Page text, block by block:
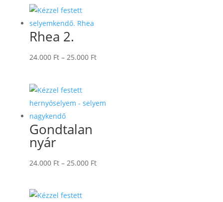
Rhea 2.
24.000 Ft – 25.000 FtÁrtartomány:
Gondtalan
nyár
24.000 Ft – 25.000 FtÁrtartomány: